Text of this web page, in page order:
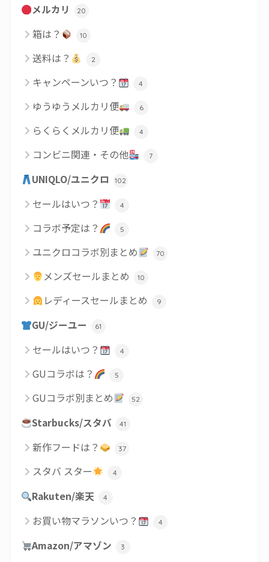
メルカリ 20
箱は？ 10
送料は？ 2
キャンペーンいつ？ 4
ゆうゆうメルカリ便 6
らくらくメルカリ便 4
コンビニ関連・その他 7
UNIQLO/ユニクロ 102
セールはいつ？ 4
コラボ予定は？ 5
ユニクロコラボ別まとめ 70
メンズセールまとめ 10
レディースセールまとめ 9
GU/ジーユー 61
セールはいつ？ 4
GUコラボは？ 5
GUコラボ別まとめ 52
Starbucks/スタバ 41
新作フードは？ 37
スタバ スター 4
Rakuten/楽天 4
お買い物マラソンいつ？ 4
Amazon/アマゾン 3